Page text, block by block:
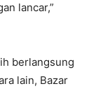
lancar,”
berlangsung
lain, Bazar